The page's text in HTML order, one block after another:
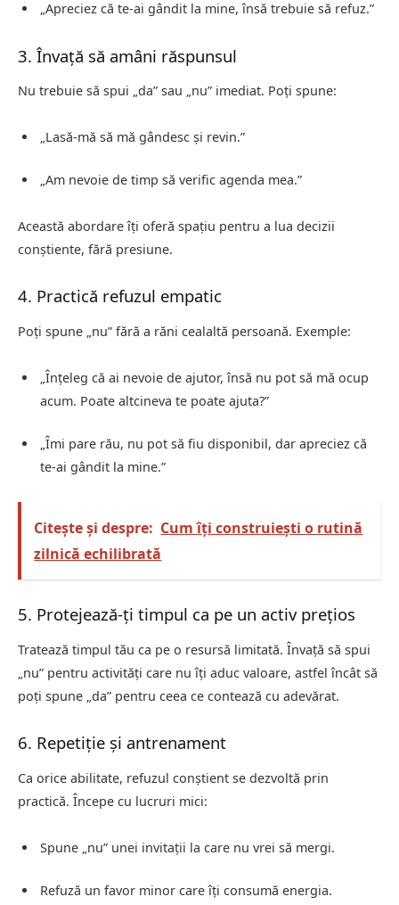
„Apreciez că te-ai gândit la mine, însă trebuie să refuz.”
3. Învață să amâni răspunsul
Nu trebuie să spui „da” sau „nu” imediat. Poți spune:
„Lasă-mă să mă gândesc și revin.”
„Am nevoie de timp să verific agenda mea.”
Această abordare îți oferă spațiu pentru a lua decizii
conștiente, fără presiune.
4. Practică refuzul empatic
Poți spune „nu” fără a răni cealaltă persoană. Exemple:
„Înțeleg că ai nevoie de ajutor, însă nu pot să mă ocup
acum. Poate altcineva te poate ajuta?”
„Îmi pare rău, nu pot să fiu disponibil, dar apreciez că
te-ai gândit la mine.”
Citește și despre: Cum îți construiești o rutină
zilnică echilibrată
5. Protejează-ți timpul ca pe un activ prețios
Tratează timpul tău ca pe o resursă limitată. Învață să spui
„nu” pentru activități care nu îți aduc valoare, astfel încât să
poți spune „da” pentru ceea ce contează cu adevărat.
6. Repetiție și antrenament
Ca orice abilitate, refuzul conștient se dezvoltă prin
practică. Începe cu lucruri mici:
Spune „nu” unei invitații la care nu vrei să mergi.
Refuză un favor minor care îți consumă energia.